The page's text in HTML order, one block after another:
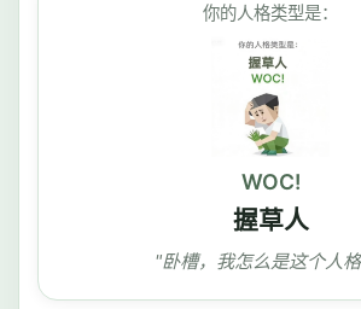
你的人格类型是：
WOC!
握草人
"卧槽，我怎么是这个人